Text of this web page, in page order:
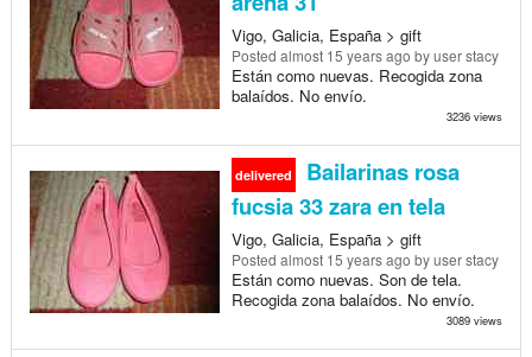
Vigo, Galicia, España > gift
Posted almost 15 years ago by user stacy
Están como nuevas. Recogida zona
balaídos. No envío.
3236 views
delivered
Bailarinas rosa
fucsia 33 zara en tela
Vigo, Galicia, España > gift
Posted almost 15 years ago by user stacy
Están como nuevas. Son de tela.
Recogida zona balaídos. No envío.
3089 views